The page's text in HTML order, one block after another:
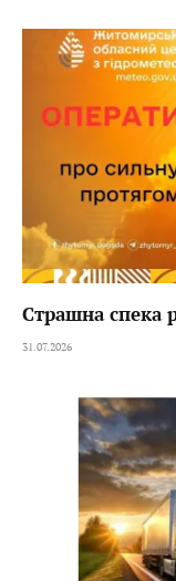
Страшна спека
31.07.2026